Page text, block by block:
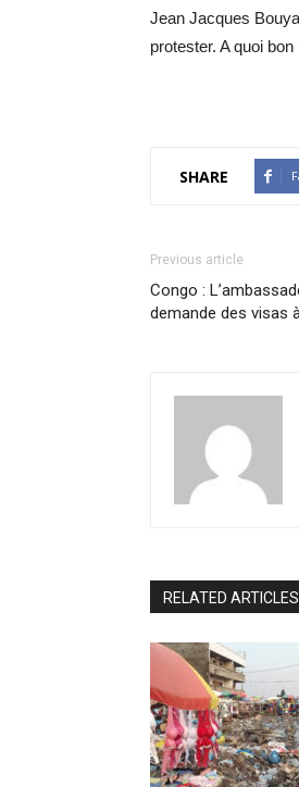
Jean Jacques
protester. A quoi
SHARE
Previous article
Congo :
demande des visas
RELATED ARTICLES